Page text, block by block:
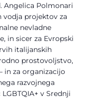
Angelica Polmonari
vodja projektov za
nevladne
in sicer za Evropski
italijanskih
prostovoljstvo,
in za organizacijo
razvojnega
v Srednji